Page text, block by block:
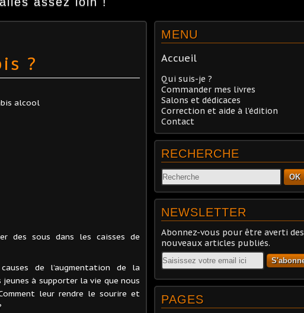
?
des sous dans les caisses de
de l’augmentation de la
à supporter la vie que nous
leur rendre le sourire et
MENU
Accueil
Qui suis-je ?
Commander mes livres
Salons et dédicaces
Correction et aide à l'édition
Contact
RECHERCHE
OK
NEWSLETTER
Abonnez-vous pour être averti des
nouveaux articles publiés.
Email
PAGES